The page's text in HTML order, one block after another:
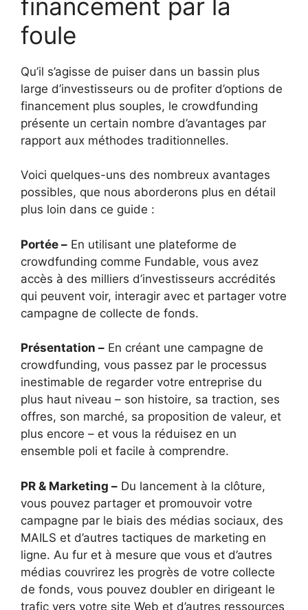
financement par la
foule
Qu’il s’agisse de puiser dans un bassin plus
large d’investisseurs ou de profiter d’options de
financement plus souples, le crowdfunding
présente un certain nombre d’avantages par
rapport aux méthodes traditionnelles.
Voici quelques-uns des nombreux avantages
possibles, que nous aborderons plus en détail
plus loin dans ce guide :
Portée – En utilisant une plateforme de
crowdfunding comme Fundable, vous avez
accès à des milliers d’investisseurs accrédités
qui peuvent voir, interagir avec et partager votre
campagne de collecte de fonds.
Présentation – En créant une campagne de
crowdfunding, vous passez par le processus
inestimable de regarder votre entreprise du
plus haut niveau – son histoire, sa traction, ses
offres, son marché, sa proposition de valeur, et
plus encore – et vous la réduisez en un
ensemble poli et facile à comprendre.
PR & Marketing – Du lancement à la clôture,
vous pouvez partager et promouvoir votre
campagne par le biais des médias sociaux, des
MAILS et d’autres tactiques de marketing en
ligne. Au fur et à mesure que vous et d’autres
médias couvrirez les progrès de votre collecte
de fonds, vous pouvez doubler en dirigeant le
trafic vers votre site Web et d’autres ressources